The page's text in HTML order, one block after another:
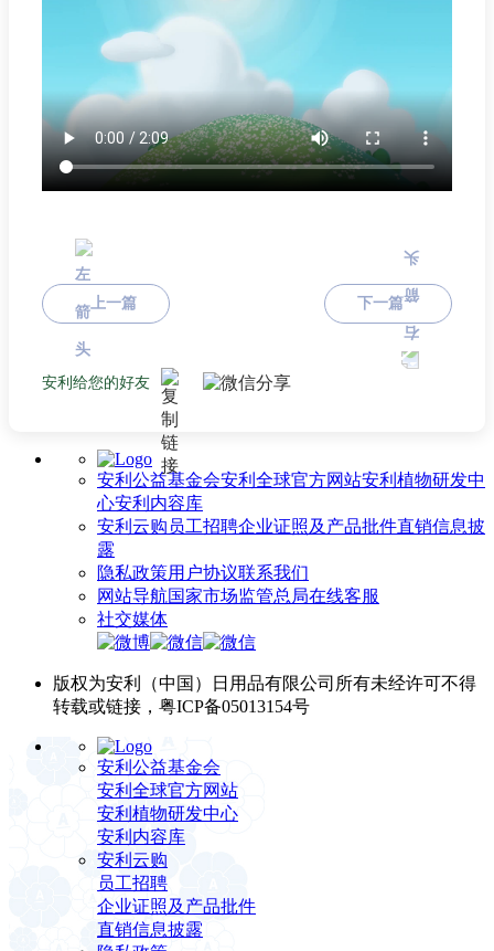
上一篇 下一篇
安利给您的好友
安利公益基金会安利全球官方网站安利植物研发中
心安利内容库
安利云购 员工招聘企业证照及产品批件直销信息披
露
隐私政策用户协议联系我们
网站导航国家市场监管总局在线客服
社交媒体
版权为安利（中国）日用品有限公司所有未经许可不得
转载或链接，粤ICP备05013154号
安利公益基金会
安利全球官方网站
安利植物研发中心
安利内容库
安利云购
员工招聘
企业证照及产品批件
直销信息披露